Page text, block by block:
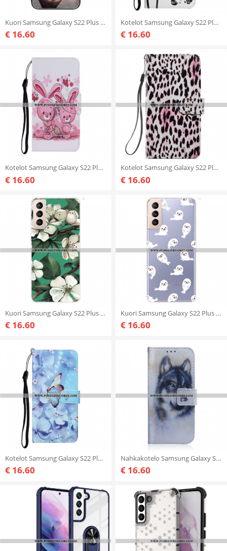
Kuori Samsung Galaxy S22 Plus 5G Lion Cub's Dream Karkaistu Lasi
€ 16.60
Kotelot Samsung Galaxy S22 Plus 5G Baby Love Dandelion
€ 16.60
Kotelot Samsung Galaxy S22 Plus 5G Kanit
€ 16.60
Kotelot Samsung Galaxy S22 Plus 5G Leopardi Kuvio
€ 16.60
Kuori Samsung Galaxy S22 Plus 5G Maalattuja Valkoisia Kukkia
€ 16.60
Kuori Samsung Galaxy S22 Plus 5G Parhaat Merileijonat
€ 16.60
Kotelot Samsung Galaxy S22 Plus 5G Suojaketju Kuori Strappy Diamond Perhoset
€ 16.60
Nahkakotelo Samsung Galaxy S22 Plus 5G Koiran Ilme
€ 16.60